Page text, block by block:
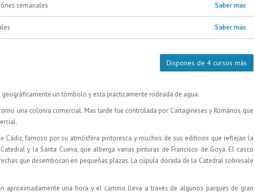
semanales Saber más
Saber más
Dispones de 4 cursos más
un tómbolo y esta prácticamente rodeada de agua.
una colonia comercial. Mas tarde fue controlada por Cartagineses y Romanos que
Cádiz, famoso por su atmósfera pintoresca y muchos de sus edificios que reflejan la
y la Santa Cueva, que alberga varias pinturas de Francisco de Goya. El casco
que desembocan en pequeñas plazas. La cúpula dorada de la Catedral sobresale
aproximadamente una hora y el camino lleva a través de algunos parques de gran